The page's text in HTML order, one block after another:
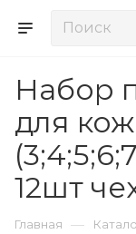
Набор
для
12шт
Главная —